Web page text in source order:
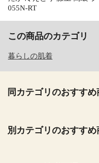
055N-RT
この商品のカテゴリ
暮らしの肌着
同カテゴリのおすすめ
別カテゴリのおすすめ